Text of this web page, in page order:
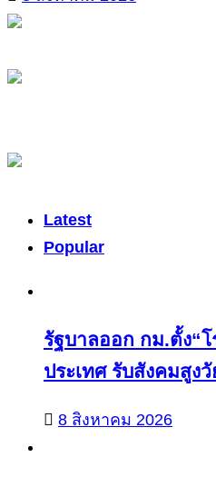
Latest
Popular
รัฐบาลออก กม.ตั้ง“โ
ประเทศ รับสังคมสูงวั
8 สิงหาคม 2026